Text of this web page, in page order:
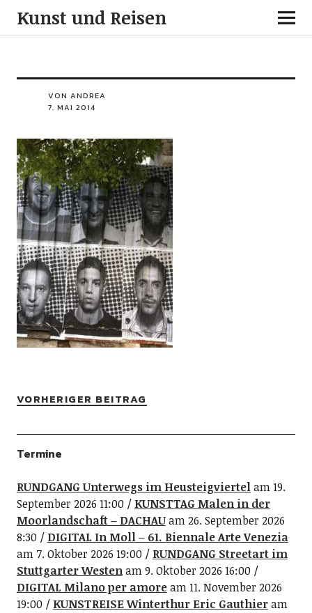
Kunst und Reisen
VON ANDREA
7. MAI 2014
VORHERIGER BEITRAG
Termine
RUNDGANG Unterwegs im Heusteigviertelam 19.
September 2026 11:00
KUNSTTAG Malen in der
Moorlandschaft – DACHAUam 26. September 2026
8:30
DIGITAL In Moll – 61. Biennale Arte Venezia
am 7. Oktober 2026 19:00
RUNDGANG Streetart im
Stuttgarter Westenam 9. Oktober 2026 16:00
DIGITAL Milano per amoream 11. November 2026
19:00
KUNSTREISE Winterthur Eric Gauthieram